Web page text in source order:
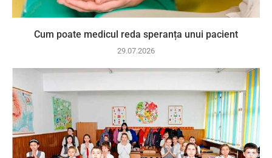
Cum poate medicul reda speranța unui pacient
29.07.2026